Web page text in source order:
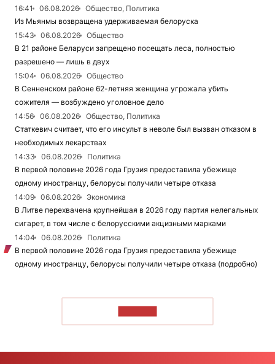
16:41
06.08.2026
Общество, Политика
Из Мьянмы возвращена удерживаемая белоруска
15:43
06.08.2026
Общество
В 21 районе Беларуси запрещено посещать леса, полностью
разрешено — лишь в двух
15:04
06.08.2026
Общество
В Сенненском районе 62-летняя женщина угрожала убить
сожителя — возбуждено уголовное дело
14:56
06.08.2026
Общество, Политика
Статкевич считает, что его инсульт в неволе был вызван отказом в
необходимых лекарствах
14:33
06.08.2026
Политика
В первой половине 2026 года Грузия предоставила убежище
одному иностранцу, белорусы получили четыре отказа
14:09
06.08.2026
Экономика
В Литве перехвачена крупнейшая в 2026 году партия нелегальных
сигарет, в том числе с белорусскими акцизными марками
14:04
06.08.2026
Политика
В первой половине 2026 года Грузия предоставила убежище
одному иностранцу, белорусы получили четыре отказа (подробно)